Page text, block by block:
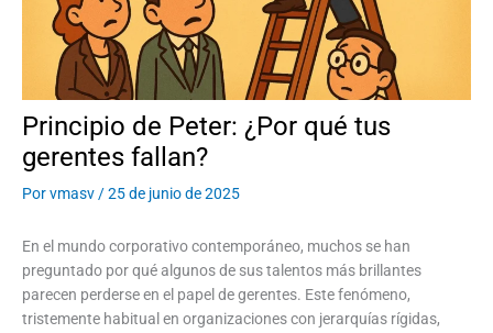
Principio de Peter: ¿Por qué tus
gerentes fallan?
Porvmasv /25 de junio de 2025
En el mundo corporativo contemporáneo, muchos se han
preguntado por qué algunos de sus talentos más brillantes
parecen perderse en el papel de gerentes. Este fenómeno,
tristemente habitual en organizaciones con jerarquías rígidas,